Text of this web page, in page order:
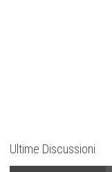
Ultime Discussioni